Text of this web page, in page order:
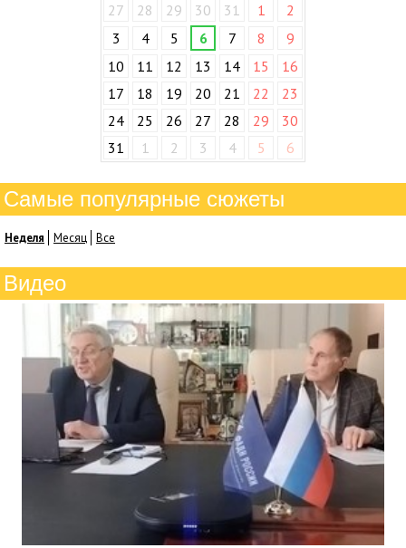
27
28 29 30 31 1
2
3
4 5 6 7 8
9
10
11 12 13 14 15
16
17
18 19 20 21 22
23
24
25 26 27 28 29
30
31
1 2 3 4 5 6
Самые популярные сюжеты
Неделя Месяц Все
Видео